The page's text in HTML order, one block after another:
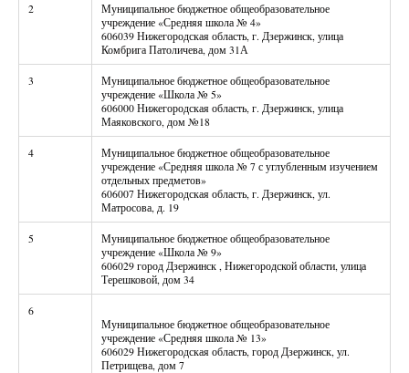
2
Муниципальное бюджетное общеобразовательное
учреждение «Средняя школа № 4»
606039 Нижегородская область, г. Дзержинск, улица
Комбрига Патоличева, дом 31А
3
Муниципальное бюджетное общеобразовательное
учреждение «Школа № 5»
606000 Нижегородская область, г. Дзержинск, улица
Маяковского, дом №18
4
Муниципальное бюджетное общеобразовательное
учреждение «Средняя школа № 7 с углубленным изучением
отдельных предметов»
606007 Нижегородская область, г. Дзержинск, ул.
Матросова, д. 19
5
Муниципальное бюджетное общеобразовательное
учреждение «Школа № 9»
606029 город Дзержинск , Нижегородской области, улица
Терешковой, дом 34
6
Муниципальное бюджетное общеобразовательное
учреждение «Средняя школа № 13»
606029 Нижегородская область, город Дзержинск, ул.
Петрищева, дом 7